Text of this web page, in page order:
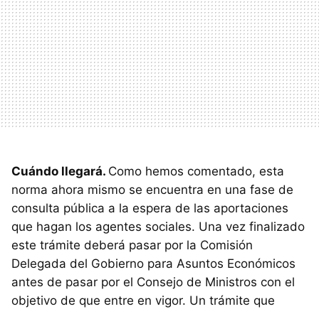
Cuándo llegará. Como hemos comentado, esta
norma ahora mismo se encuentra en una fase de
consulta pública a la espera de las aportaciones
que hagan los agentes sociales. Una vez finalizado
este trámite deberá pasar por la Comisión
Delegada del Gobierno para Asuntos Económicos
antes de pasar por el Consejo de Ministros con el
objetivo de que entre en vigor. Un trámite que